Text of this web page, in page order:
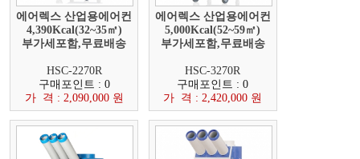
에어렉스 산업용에어컨
4,390Kcal(32~35㎡)
부가세포함,무료배송
HSC-2270R
구매포인트 : 0
가 격 : 2,090,000 원
에어렉스 산업용에어컨
5,000Kcal(52~59㎡)
부가세포함,무료배송
HSC-3270R
구매포인트 : 0
가 격 : 2,420,000 원